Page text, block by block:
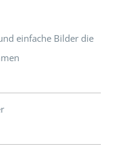
einfache Bilder die